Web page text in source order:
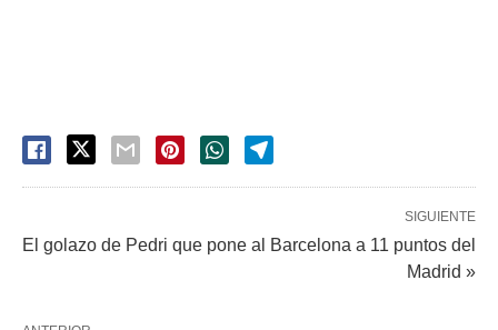
SIGUIENTE
El golazo de Pedri que pone al Barcelona a 11 puntos del
Madrid »